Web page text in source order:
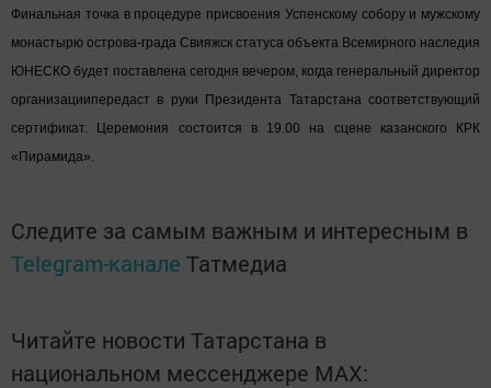
Финальная точка в процедуре присвоения Успенскому собору и мужскому
монастырю острова-града Свияжск статуса объекта Всемирного наследия
ЮНЕСКО будет поставлена сегодня вечером, когда генеральный директор
организациипередаст в руки Президента Татарстана соответствующий
сертификат. Церемония состоится в 19.00 на сцене казанского КРК
«Пирамида».
Следите за самым важным и интересным в
Telegram-канале Татмедиа
Читайте новости Татарстана в
национальном мессенджере MАХ: